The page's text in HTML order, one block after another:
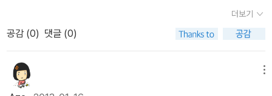
은 나이의 사람들 역시도 이 자전거 종주에 동참하는 걸 보면 그 매력
이 무엇일지 솔직히 궁금해지기도 한다. 종주를 하든 횡단을 하든 시
새삼 부러워지는 것도 사실이다. 극한체험이라고 해도 부족하지 않을
그 길을 달리는 모습을 보면 언젠가 한번쯤은 자신과의 대결을 통한
관주의자는 모든 기회에서 어려움을 보고,낙관주의자는모든 어려움
에서 기회를 본다. 위말은 제2차 세계대전을 연합국의 승리로 이끈
영국의 前수상 윈스턴 처칠이 하신 말씀이시다.나는 저말씀을 읽고
순간 전율을 느꼈다.한편으론 내자신도 되돌아보게되었다.아! 그래
맞아 힘을 내야돼 더욱 힘을 내야돼 자신을 채찍질하기 시작했다. 요
더보기
공감 (0) 댓글 (0)